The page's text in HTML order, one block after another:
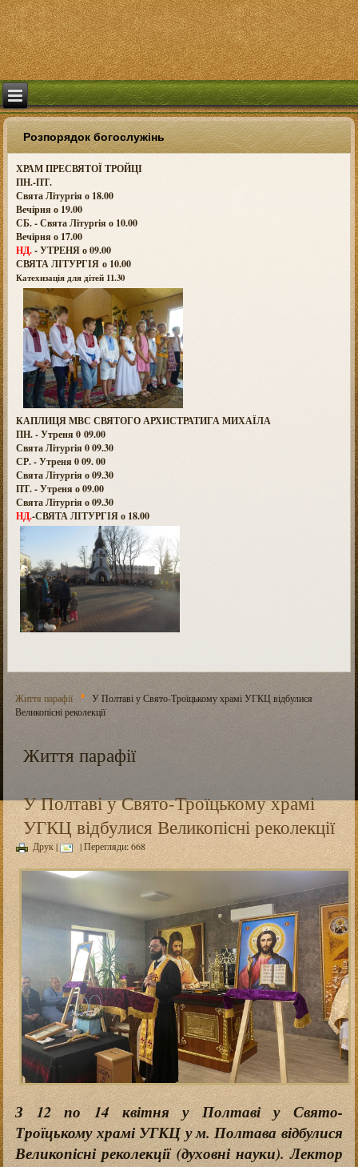
Розпорядок богослужінь
ХРАМ ПРЕСВЯТОЇ ТРОЙЦІ
ПН.-ПТ.
Свята Літургія о 18.00
Вечірня о 19.00
СБ. - Свята Літургія о 10.00
Вечірня о 17.00
НД.- УТРЕНЯ о 09.00
СВЯТА ЛІТУРГІЯ о 10.00
Катехизація для дітей 11.30
КАПЛИЦЯ МВС СВЯТОГО АРХИСТРАТИГА МИХАЇЛА
ПН. - Утреня 0 09.00
Свята Літургія 0 09.30
СР. - Утреня 0 09. 00
Свята Літургія о 09.30
ПТ. - Утреня о 09.00
Свята Літургія о 09.30
НД.-СВЯТА ЛІТУРГІЯ о 18.00
Життя парафії
У Полтаві у Свято-Троїцькому храмі УГКЦ відбулися
Великопісні реколекції
Життя парафії
У Полтаві у Свято-Троїцькому храмі
УГКЦ відбулися Великопісні реколекції
Друк| | Перегляди: 668
З 12 по 14 квітня у Полтаві у Свято-
Троїцькому храмі УГКЦ у м. Полтава відбулися
Великопісні реколекції (духовні науки). Лектор